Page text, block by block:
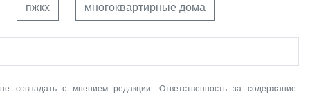
пжкх многоквартирные дома
совпадать с мнением редакции. Ответственность за содержание